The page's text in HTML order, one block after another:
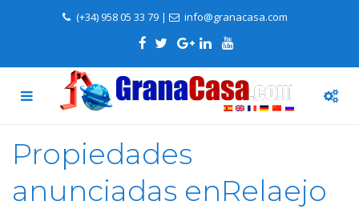
(+34) 958 05 33 79 | info@granacasa.com
Propiedades
anunciadas enRelaejo